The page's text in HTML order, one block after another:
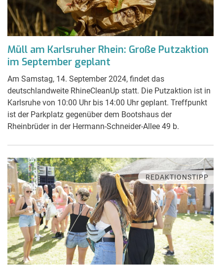
Müll am Karlsruher Rhein: Große Putzaktion
im September geplant
Am Samstag, 14. September 2024, findet das
deutschlandweite RhineCleanUp statt. Die Putzaktion ist in
Karlsruhe von 10:00 Uhr bis 14:00 Uhr geplant. Treffpunkt
ist der Parkplatz gegenüber dem Bootshaus der
Rheinbrüder in der Hermann-Schneider-Allee 49 b.
REDAKTIONSTIPP